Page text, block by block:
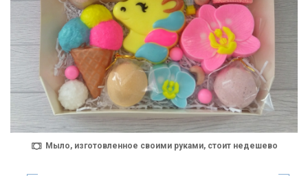
Мыло, изготовленное своими руками, стоит недешево